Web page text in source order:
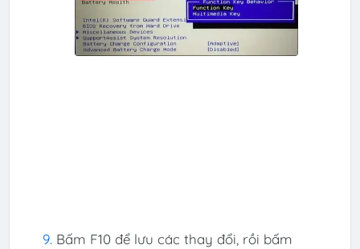
Bấm F10 để lưu các thay đổi, rồi bấm